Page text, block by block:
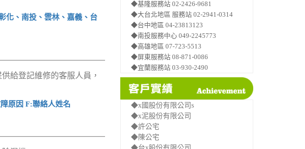
化、南投、雲林、嘉義、台
給登記維修的客服人員，
原因 F:聯絡人姓名
◆基隆服務站 02-2426-9681
◆大台北地區 服務站 02-2941-0314
◆台中地區 04-23813123
◆南投服務中心 049-2245773
◆高雄地區 07-723-5513
◆屏東服務站 08-871-0086
◆宜蘭服務站 03-930-2490
◆x國股份有限公司s
◆x泥股份有限公司
◆許公宅
◆陳公宅